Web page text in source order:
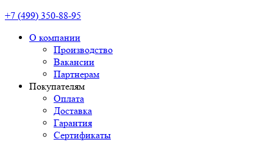
+7 (499) 350-88-95
О компании
Производство
Вакансии
Партнерам
Покупателям
Оплата
Доставка
Гарантия
Сертификаты